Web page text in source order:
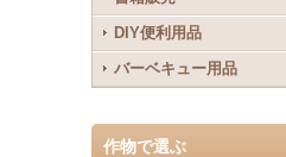
DIY便利用品
バーベキュー用品
作物で選ぶ